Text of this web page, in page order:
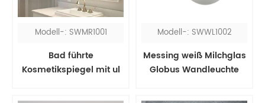
Modell-: SWMR1001
Bad führte
Kosmetikspiegel mit ul
Modell-: SWWL1002
Messing weiß Milchglas
Globus Wandleuchte